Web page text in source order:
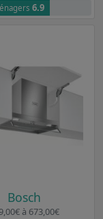
6.9
Bosch
à 673,00€